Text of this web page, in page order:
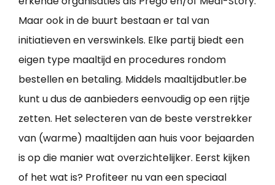
Maar ook in de buurt bestaan er tal van
initiatieven en verswinkels. Elke partij biedt een
eigen type maaltijd en procedures rondom
bestellen en betaling. Middels maaltijdbutler.be
kunt u dus de aanbieders eenvoudig op een rijtje
zetten. Het selecteren van de beste verstrekker
van (warme) maaltijden aan huis voor bejaarden
is op die manier wat overzichtelijker. Eerst kijken
of het wat is? Profiteer nu van een speciaal